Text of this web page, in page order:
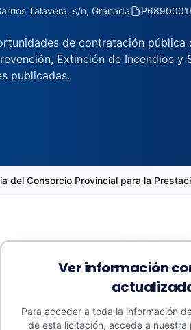
Talavera, s/n, Granada
de contratación
Extinción de Incendios
publicadas.
del Consorcio Provincial para la
108.400 €
Ver información
Para acceder a toda la información
de esta licitación, accede a nuestra